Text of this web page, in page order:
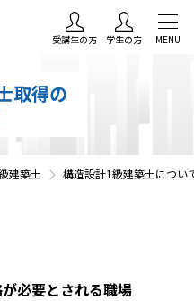
受講生の方 学生の方 MENU
取得の
建築士 構造設計1級建築士につい
必要とされる職場